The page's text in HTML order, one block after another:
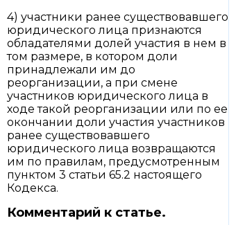
4) участники ранее существовавшего
юридического лица признаются
обладателями долей участия в нем в
том размере, в котором доли
принадлежали им до
реорганизации, а при смене
участников юридического лица в
ходе такой реорганизации или по ее
окончании доли участия участников
ранее существовавшего
юридического лица возвращаются
им по правилам, предусмотренным
пунктом 3 статьи 65.2 настоящего
Кодекса.
Комментарий к статье.